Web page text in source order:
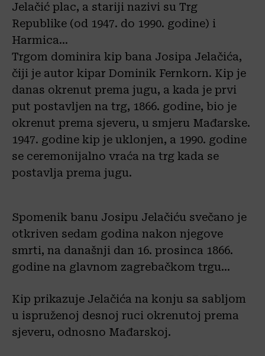
Jelačić plac, a stariji nazivi su Trg
Republike (od 1947. do 1990. godine) i
Harmica…
Trgom dominira kip bana Josipa Jelačića,
čiji je autor kipar Dominik Fernkorn. Kip je
danas okrenut prema jugu, a kada je prvi
put postavljen na trg, 1866. godine, bio je
okrenut prema sjeveru, u smjeru Mađarske.
1947. godine kip je uklonjen, a 1990. godine
se ceremonijalno vraća na trg kada se
postavlja prema jugu.
Spomenik banu Josipu Jelačiću svečano je
otkriven sedam godina nakon njegove
smrti, na današnji dan 16. prosinca 1866.
godine na glavnom zagrebačkom trgu…
Kip prikazuje Jelačića na konju sa sabljom
u ispruženoj desnoj ruci okrenutoj prema
sjeveru, odnosno Mađarskoj.